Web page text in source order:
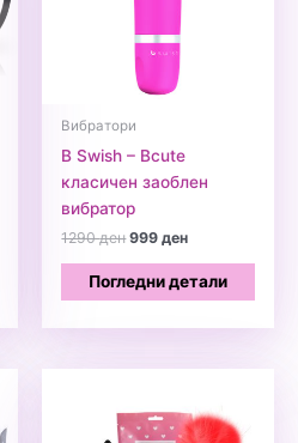
Вибратори
B Swish – Bcute
класичен заоблен
вибратор
1290денOriginal
was:
1290 ден.
999денCurrent
is:
Погледни детали